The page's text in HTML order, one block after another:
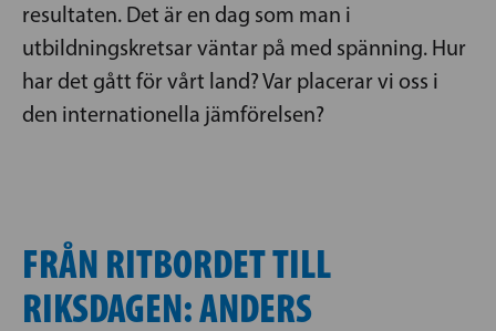
resultaten. Det är en dag som man i
utbildningskretsar väntar på med spänning. Hur
har det gått för vårt land? Var placerar vi oss i
den internationella jämförelsen?
FRÅN RITBORDET TILL
RIKSDAGEN: ANDERS